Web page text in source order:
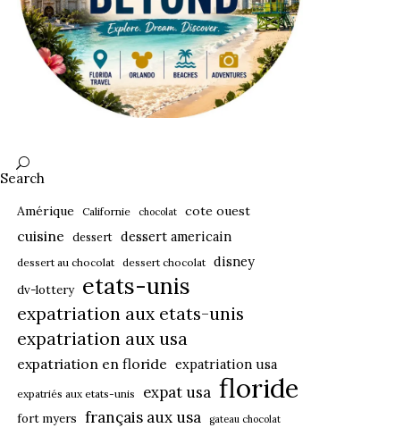
Search
Amérique Californie chocolat cote ouest
cuisine dessert dessert americain
dessert au chocolat dessert chocolat disney
dv-lottery etats-unis
expatriation aux etats-unis
expatriation aux usa
expatriation en floride expatriation usa
expatriés aux etats-unis expat usa floride
fort myers français aux usa gateau chocolat